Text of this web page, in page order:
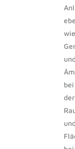
wie
bei
der